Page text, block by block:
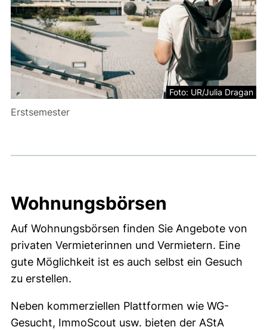
Foto: UR/Julia Dragan
Erstsemester
Wohnungsbörsen
Auf Wohnungsbörsen finden Sie Angebote von
privaten Vermieterinnen und Vermietern. Eine
gute Möglichkeit ist es auch selbst ein Gesuch
zu erstellen.
Neben kommerziellen Plattformen wie WG-
Gesucht, ImmoScout usw. bieten der AStA